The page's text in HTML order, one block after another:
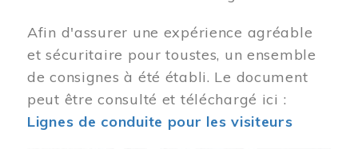
Afin d'assurer une expérience agréable
et sécuritaire pour toustes, un ensemble
de consignes à été établi. Le document
peut être consulté et téléchargé ici :
Lignes de conduite pour les visiteurs